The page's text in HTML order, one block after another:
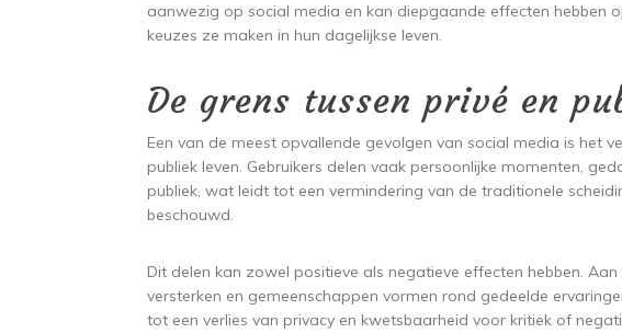
aanwezig op social media en kan diepgaande effecten hebben
keuzes ze maken in hun dagelijkse leven.
De grens tussen privé en
Een van de meest opvallende gevolgen van social media is het
publiek leven. Gebruikers delen vaak persoonlijke momenten,
publiek, wat leidt tot een vermindering van de traditionele
beschouwd.
Dit delen kan zowel positieve als negatieve effecten hebben.
versterken en gemeenschappen vormen rond gedeelde
tot een verlies van privacy en kwetsbaarheid voor kritiek of